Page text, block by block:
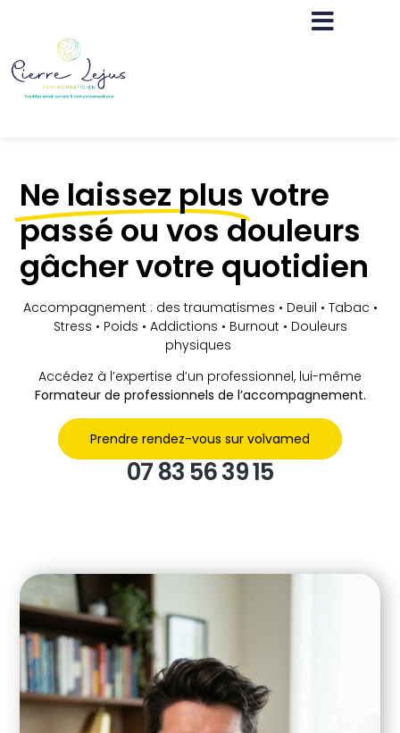
Ne laissez plus votre
passé ou vos douleurs
gâcher votre quotidien
Accompagnement : des traumatismes • Deuil • Tabac •
Stress • Poids • Addictions • Burnout • Douleurs
physiques
Accédez à l’expertise d’un professionnel, lui-même
Formateur de professionnels de l’accompagnement.
Prendre rendez-vous sur volvamed
07 83 56 39 15